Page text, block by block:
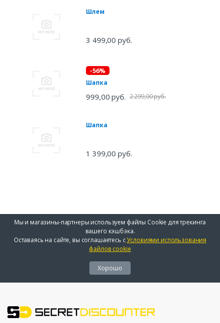
Шлем
3 499,00 руб.
-56%
Шапка
999,00 руб. 2 299,00 руб.
Шапка
1 399,00 руб.
Мы и магазины-партнеры используем файлы Cookie для трекинга
вашего кэшбэка.
Оставаясь на сайте, вы соглашаетесь сУсловиями использования
файлов cookie
Хорошо